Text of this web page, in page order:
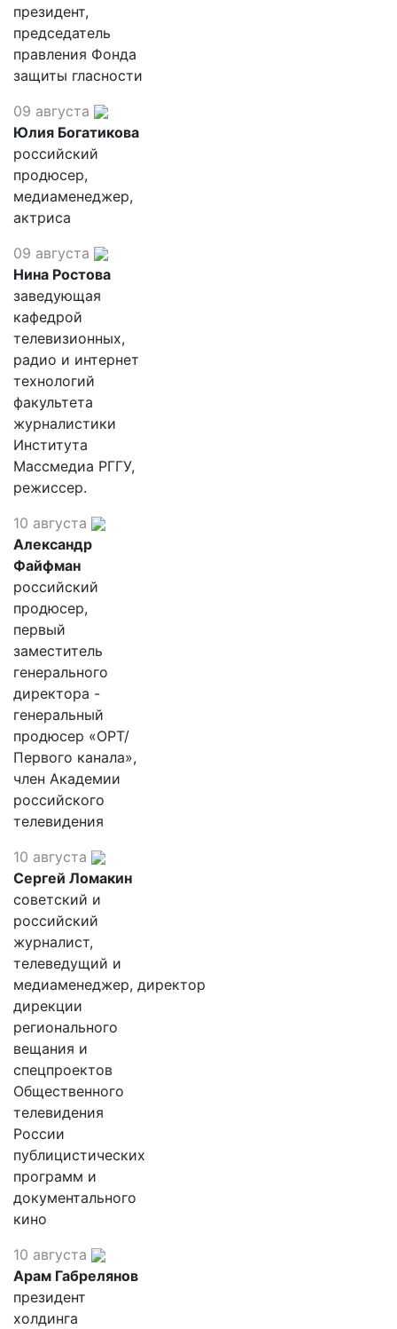
президент,
председатель
правления Фонда
защиты гласности
09 августа
Юлия Богатикова
российский
продюсер,
медиаменеджер,
актриса
09 августа
Нина Ростова
заведующая
кафедрой
телевизионных,
радио и интернет
технологий
факультета
журналистики
Института
Массмедиа РГГУ,
режиссер.
10 августа
Александр
Файфман
российский
продюсер,
первый
заместитель
генерального
директора -
генеральный
продюсер «ОРТ/
Первого канала»,
член Академии
российского
телевидения
10 августа
Сергей Ломакин
советский и
российский
журналист,
телеведущий и
медиаменеджер, директор
дирекции
регионального
вещания и
спецпроектов
Общественного
телевидения
России
публицистических
программ и
документального
кино
10 августа
Арам Габрелянов
президент
холдинга